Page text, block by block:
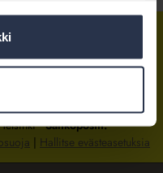
Isännöintiliitto
Helsingissä.
HelsinkiSähköpostit:
| Hallitse evästeasetuksia